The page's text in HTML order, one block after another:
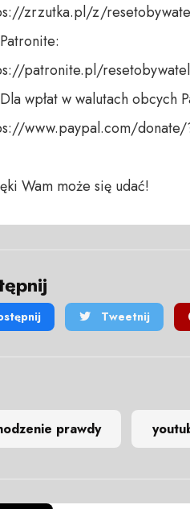
zrzutka.pl/z/
patronite.pl/
wpłat w walutach obcych
www.paypal.com/donate/
Wam może się udać!
Tweetnij
prawdy